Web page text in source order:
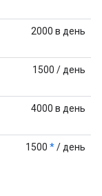
2000 в день
1500 / день
4000 в день
1500 */ день